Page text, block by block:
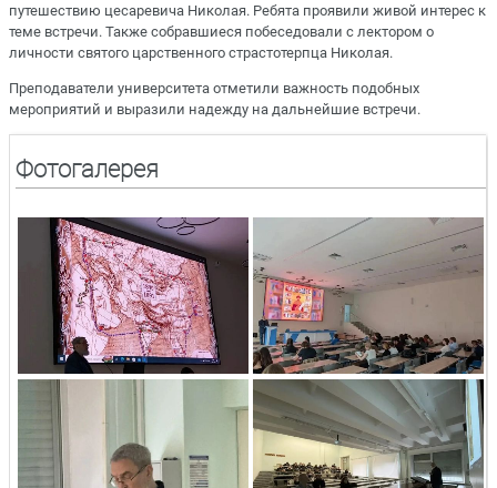
путешествию цесаревича Николая. Ребята проявили живой интерес к
теме встречи. Также собравшиеся побеседовали с лектором о
личности святого царственного страстотерпца Николая.
Преподаватели университета отметили важность подобных
мероприятий и выразили надежду на дальнейшие встречи.
Фотогалерея